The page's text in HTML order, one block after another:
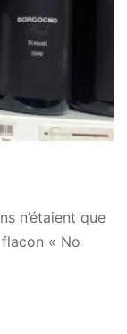
n’étaient que
« No